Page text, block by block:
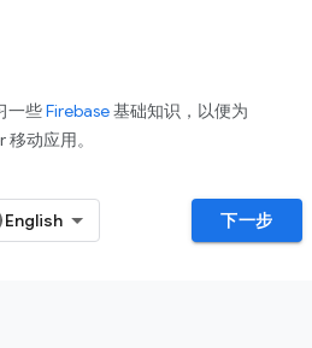
一些Firebase基础知识，以便为
动应用。
下一步